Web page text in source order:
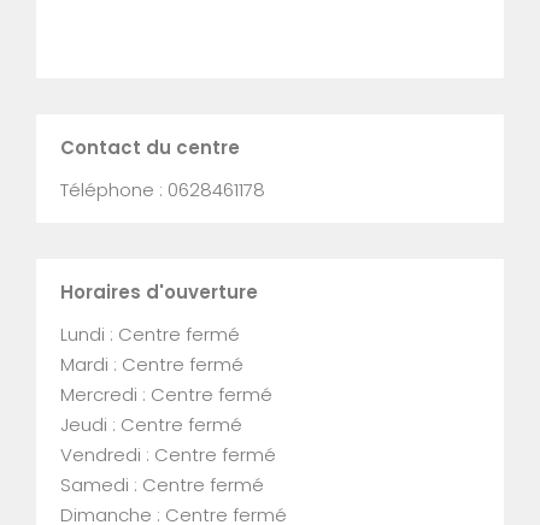
Contact du centre
Téléphone : 0628461178
Horaires d'ouverture
Lundi : Centre fermé
Mardi : Centre fermé
Mercredi : Centre fermé
Jeudi : Centre fermé
Vendredi : Centre fermé
Samedi : Centre fermé
Dimanche : Centre fermé